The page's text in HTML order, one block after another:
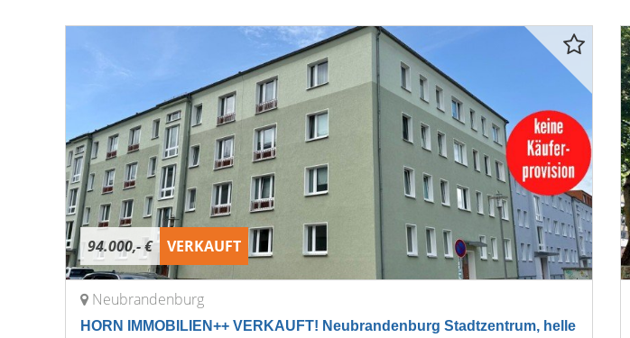
94.000,- € VERKAUFT
Neubrandenburg
HORN IMMOBILIEN++ VERKAUFT! Neubrandenburg Stadtzentrum, helle